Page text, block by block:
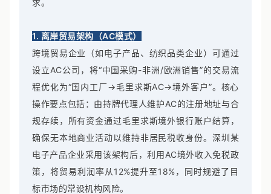
求。
1. 离岸贸易架构（AC模式）
跨境贸易企业（如电子产品、纺织品类企业）可通过
设立AC公司，将“中国采购-非洲/欧洲销售”的交易流
程优化为“国内工厂→毛里求斯AC→境外客户”。核心
操作要点包括：由持牌代理人维护AC的注册地址与合
规存续，所有资金通过毛里求斯境外银行账户结算，
确保无本地商业活动以维持非居民税收身份。深圳某
电子产品企业采用该架构后，利用AC境外收入免税政
策，将贸易利润率从12%提升至18%，同时规避了目
标市场的常设机构风险。